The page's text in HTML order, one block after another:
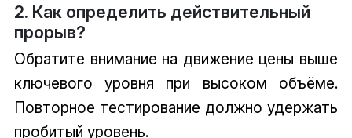
2. Как определить действительный
прорыв?
Обратите внимание на движение цены выше
ключевого уровня при высоком объёме.
Повторное тестирование должно удержать
пробитый уровень.